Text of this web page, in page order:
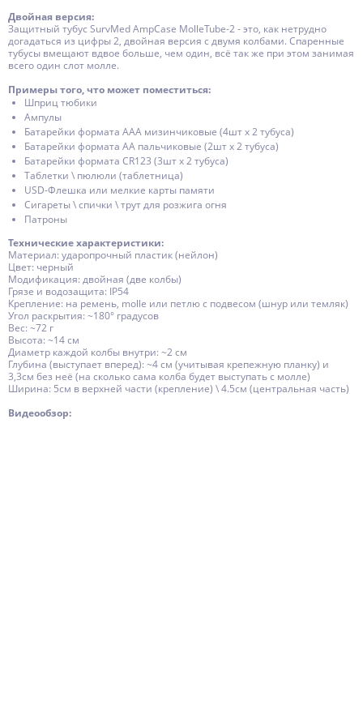
Двойная версия:
Защитный тубус SurvMed AmpCase MolleTube-2 - это, как нетрудно
догадаться из цифры 2, двойная версия с двумя колбами. Спаренные
тубусы вмещают вдвое больше, чем один, всё так же при этом занимая
всего один слот молле.
Примеры того, что может поместиться:
Шприц тюбики
Ампулы
Батарейки формата ААА мизинчиковые (4шт х 2 тубуса)
Батарейки формата АА пальчиковые (2шт х 2 тубуса)
Батарейки формата CR123 (3шт х 2 тубуса)
Таблетки \ пюлюли (таблетница)
USD-Флешка или мелкие карты памяти
Сигареты \ спички \ трут для розжига огня
Патроны
Технические характеристики:
Материал: ударопрочный пластик (нейлон)
Цвет: черный
Модификация: двойная (две колбы)
Грязе и водозащита: IP54
Крепление: на ремень, molle или петлю с подвесом (шнур или темляк)
Угол раскрытия: ~180° градусов
Вес: ~72 г
Высота: ~14 см
Диаметр каждой колбы внутри: ~2 см
Глубина (выступает вперед): ~4 см (учитывая крепежную планку) и
3,3см без неё (на сколько сама колба будет выступать с молле)
Ширина: 5см в верхней части (крепление) \ 4.5см (центральная часть)
Видеообзор: